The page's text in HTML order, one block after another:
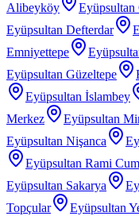
Alibeyköy
Eyüpsultan
Eyüpsultan Defterdar
Emniyettepe
Eyüpsultan Güzeltepe
Eyüpsultan İslambey
Merkez
Eyüpsultan
Eyüpsultan Nişanca
Eyüpsultan Rami
Eyüpsultan Sakarya
Topçular
Eyüpsultan